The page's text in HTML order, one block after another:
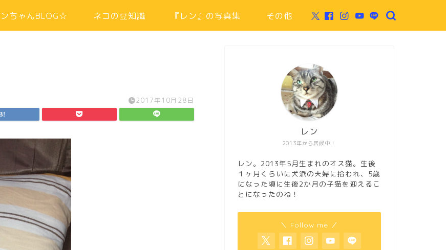
ンちゃんBLOG☆ ネコの豆知識 『レン』の写真集 その他
2017年10月28日
2013年から居候中！
レン
レン。2013年5月生まれのオス猫。生後
１ヶ月くらいに犬派の夫婦に拾われ、5歳
になった頃に生後2か月の子猫を迎えるこ
とになったのね！
＼ Follow me ／